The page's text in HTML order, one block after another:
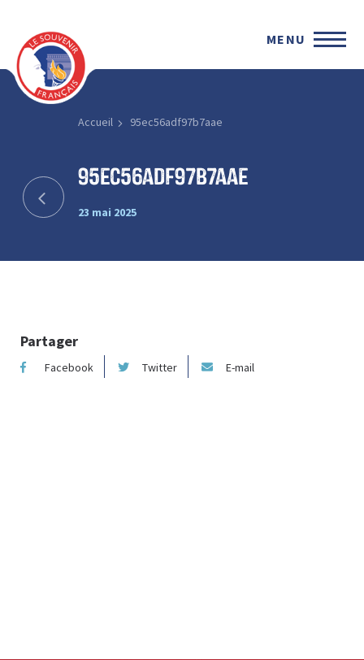
MENU
Accueil 95ec56adf97b7aae
95ec56adf97b7aae
23 mai 2025
Partager
Facebook Twitter E-mail